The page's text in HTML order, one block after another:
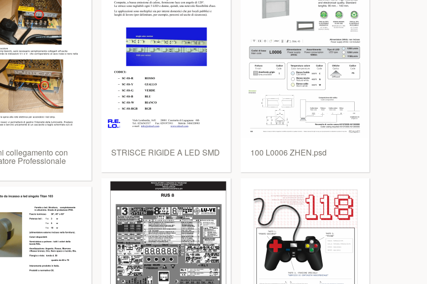
collegamento con
Professionale
STRISCE RIGIDE A LED SMD 100 L0006 ZHEN.psd